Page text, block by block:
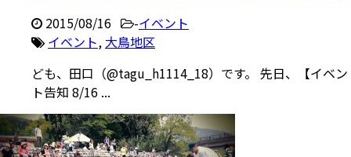
2015/08/16 -イベント
イベント, 大鳥地区
ども、田口（@tagu_h1114_18）です。 先日、【イベン
ト告知 8/16 ...